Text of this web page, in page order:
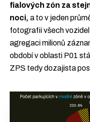
fialových zón za
noci, a to v jeden
fotografii všech
agregaci milionů
období v oblasti P01
ZPS tedy dozajista